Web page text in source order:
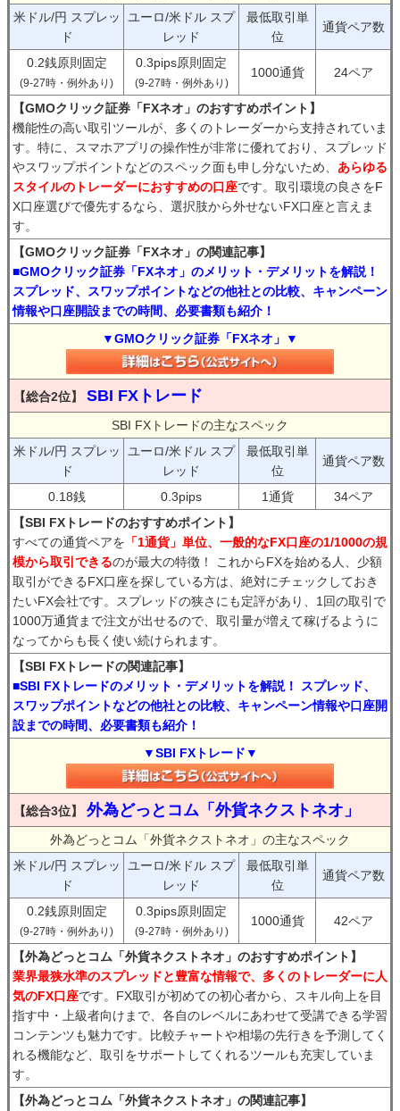
米ドル/円 スプレッ
ド
ユーロ/米ドル スプ
レッド
最低取引単
位
通貨ペア数
0.2銭原則固定
(9-27時・例外あり)
0.3pips原則固定
(9-27時・例外あり)
1000通貨 24ペア
【GMOクリック証券「FXネオ」のおすすめポイント】
機能性の高い取引ツールが、多くのトレーダーから支持されていま
す。特に、スマホアプリの操作性が非常に優れており、スプレッド
やスワップポイントなどのスペック面も申し分ないため、 あらゆる
スタイルのトレーダーにおすすめの口座です。取引環境の良さをF
X口座選びで優先するなら、選択肢から外せないFX口座と言えま
す。
【GMOクリック証券「FXネオ」の関連記事】
■GMOクリック証券「FXネオ」のメリット・デメリットを解説！
スプレッド、スワップポイントなどの他社との比較、キャンペーン
情報や口座開設までの時間、必要書類も紹介！
▼GMOクリック証券「FXネオ」▼
【総合2位】 SBI FXトレード
SBI FXトレードの主なスペック
米ドル/円 スプレッ
ド
ユーロ/米ドル スプ
レッド
最低取引単
位
通貨ペア数
0.18銭 0.3pips 1通貨
34ペア
【SBI FXトレードのおすすめポイント】
すべての通貨ペアを 「1通貨」単位、一般的なFX口座の1/1000の規
模から取引できるのが最大の特徴！ これからFXを始める人、少額
取引ができるFX口座を探している方は、絶対にチェックしておき
たいFX会社です。スプレッドの狭さにも定評があり、1回の取引で
1000万通貨まで注文が出せるので、取引量が増えて稼げるように
なってからも長く使い続けられます。
【SBI FXトレードの関連記事】
■SBI FXトレードのメリット・デメリットを解説！ スプレッド、
スワップポイントなどの他社との比較、キャンペーン情報や口座開
設までの時間、必要書類も紹介！
▼SBI FXトレード▼
【総合3位】 外為どっとコム「外貨ネクストネオ」
外為どっとコム「外貨ネクストネオ」の主なスペック
米ドル/円 スプレッ
ド
ユーロ/米ドル スプ
レッド
最低取引単
位
通貨ペア数
0.2銭原則固定
(9-27時・例外あり)
0.3pips原則固定
(9-27時・例外あり)
1000通貨 42ペア
【外為どっとコム「外貨ネクストネオ」のおすすめポイント】
業界最狭水準のスプレッドと豊富な情報で、多くのトレーダーに人
気のFX口座です。FX取引が初めての初心者から、スキル向上を目
指す中・上級者向けまで、各自のレベルにあわせて受講できる学習
コンテンツも魅力です。比較チャートや相場の先行きを予測してく
れる機能など、取引をサポートしてくれるツールも充実していま
す。
【外為どっとコム「外貨ネクストネオ」の関連記事】